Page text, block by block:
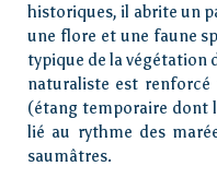
historiques, il abrite un
une flore et une faune
typique de la végétation
naturaliste est renforcé
(étang temporaire dont
lié au rythme des
saumâtres.